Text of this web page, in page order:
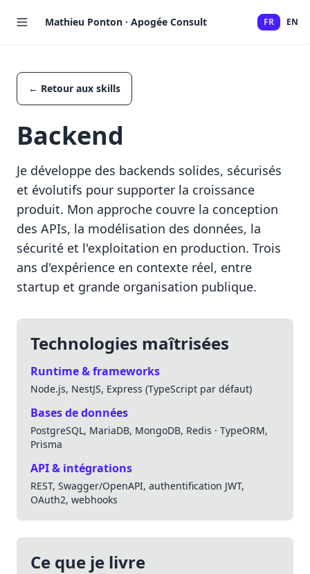
Mathieu Ponton · Apogée Consult FR EN
← Retour aux skills
Backend
Je développe des backends solides, sécurisés
et évolutifs pour supporter la croissance
produit. Mon approche couvre la conception
des APIs, la modélisation des données, la
sécurité et l'exploitation en production. Trois
ans d'expérience en contexte réel, entre
startup et grande organisation publique.
Technologies maîtrisées
Runtime & frameworks
Node.js, NestJS, Express (TypeScript par défaut)
Bases de données
PostgreSQL, MariaDB, MongoDB, Redis · TypeORM,
Prisma
API & intégrations
REST, Swagger/OpenAPI, authentification JWT,
OAuth2, webhooks
Ce que je livre